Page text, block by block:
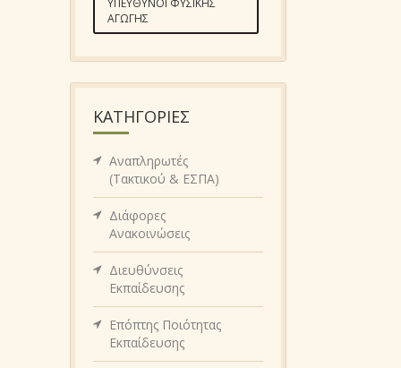
ΑΓΩΓΉΣ
KΑΤΗΓΟΡΊΕΣ
Αναπληρωτές
(Τακτικού & ΕΣΠΑ)
Διάφορες
Ανακοινώσεις
Διευθύνσεις
Εκπαίδευσης
Επόπτης Ποιότητας
Εκπαίδευσης